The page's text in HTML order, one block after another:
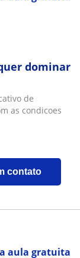
dominar
de
as condicoes
contato
aula gratuita